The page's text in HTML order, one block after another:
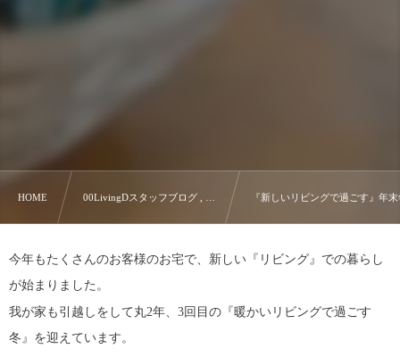
HOME 00LivingDスタッフブログ , … 『新しいリビングで過ごす』年
今年もたくさんのお客様のお宅で、新しい『リビング』での暮らし
が始まりました。
我が家も引越しをして丸2年、3回目の『暖かいリビングで過ごす
冬』を迎えています。